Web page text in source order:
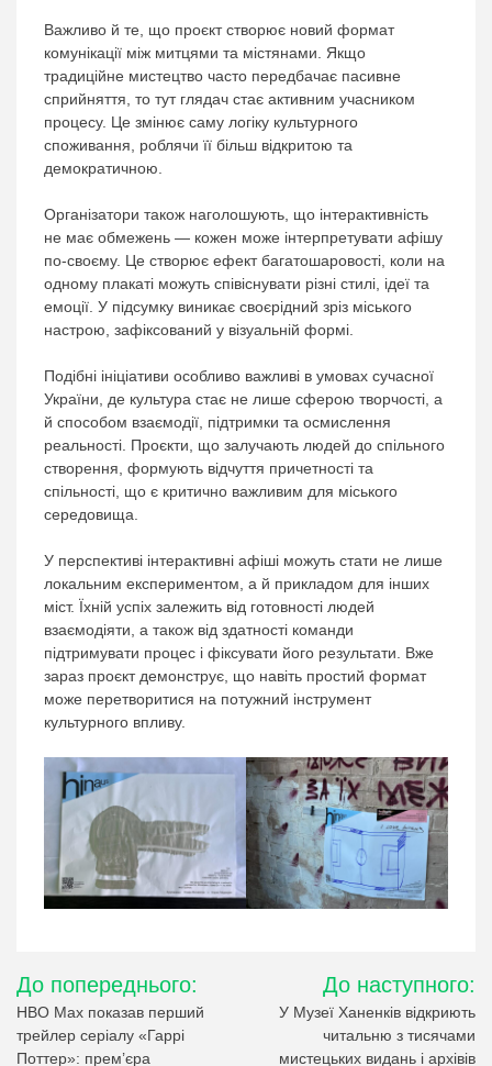
Важливо й те, що проєкт створює новий формат
комунікації між митцями та містянами. Якщо
традиційне мистецтво часто передбачає пасивне
сприйняття, то тут глядач стає активним учасником
процесу. Це змінює саму логіку культурного
споживання, роблячи її більш відкритою та
демократичною.
Організатори також наголошують, що інтерактивність
не має обмежень — кожен може інтерпретувати афішу
по-своєму. Це створює ефект багатошаровості, коли на
одному плакаті можуть співіснувати різні стилі, ідеї та
емоції. У підсумку виникає своєрідний зріз міського
настрою, зафіксований у візуальній формі.
Подібні ініціативи особливо важливі в умовах сучасної
України, де культура стає не лише сферою творчості, а
й способом взаємодії, підтримки та осмислення
реальності. Проєкти, що залучають людей до спільного
створення, формують відчуття причетності та
спільності, що є критично важливим для міського
середовища.
У перспективі інтерактивні афіші можуть стати не лише
локальним експериментом, а й прикладом для інших
міст. Їхній успіх залежить від готовності людей
взаємодіяти, а також від здатності команди
підтримувати процес і фіксувати його результати. Вже
зараз проєкт демонструє, що навіть простий формат
може перетворитися на потужний інструмент
культурного впливу.
Навігація
записів
До попереднього:
HBO Max показав перший
трейлер серіалу «Гаррі
Поттер»: прем’єра
До наступного:
У Музеї Ханенків відкриють
читальню з тисячами
мистецьких видань і архівів